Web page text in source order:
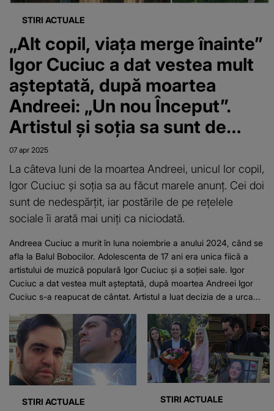
STIRI ACTUALE
„Alt copil, viața merge înainte”
Igor Cuciuc a dat vestea mult
așteptată, după moartea
Andreei: „Un nou Început”.
Artistul și soția sa sunt de
nedespărțit acum
07 apr 2025
La câteva luni de la moartea Andreei, unicul lor copil,
Igor Cuciuc și soția sa au făcut marele anunț. Cei doi
sunt de nedespărțit, iar postările de pe rețelele
sociale îi arată mai uniți ca niciodată.
Andreea Cuciuc a murit în luna noiembrie a anului 2024, când se
afla la Balul Bobocilor. Adolescenta de 17 ani era unica fiică a
artistului de muzică populară Igor Cuciuc și a soției sale. Igor
Cuciuc a dat vestea mult așteptată, după moartea Andreei Igor
Cuciuc s-a reapucat de cântat. Artistul a luat decizia de a urca...
STIRI ACTUALE STIRI ACTUALE